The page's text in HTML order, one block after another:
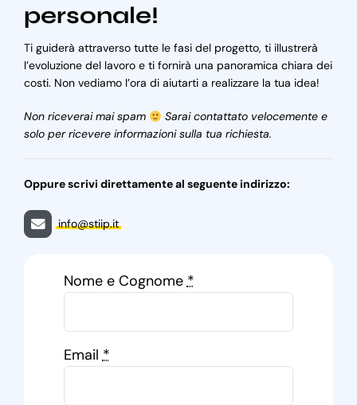
personale!
Ti guiderà attraverso tutte le fasi del progetto, ti illustrerà
l’evoluzione del lavoro e ti fornirà una panoramica chiara dei
costi. Non vediamo l’ora di aiutarti a realizzare la tua idea!
Non riceverai mai spam
Sarai contattato velocemente e
solo per ricevere informazioni sulla tua richiesta.
Oppure scrivi direttamente al seguente indirizzo:
info@stiip.it
Nome e Cognome*
Email*